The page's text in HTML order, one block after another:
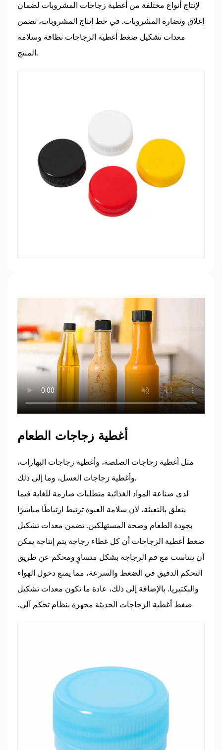
لإنتاج أنواع مختلفة من أغطية زجاجات المشروبات لضمان
إغلاق ونضارة المشروبات. في خط إنتاج المشروبات، تضمن
معدات تشكيل ضغط أغطية الزجاجات نظافة وسلامة
المنتج.
أغطية زجاجات الطعام
مثل أغطية زجاجات الصلصة، وأغطية زجاجات البهارات،
وأغطية زجاجات العسل، وما إلى ذلك.
لدى صناعة المواد الغذائية متطلبات صارمة للغاية فيما
يتعلق بالتعبئة، لأن سلامة العبوة ترتبط ارتباطًا مباشرًا
بجودة الطعام وصحة المستهلكين. تضمن معدات تشكيل
ضغط أغطية الزجاجات أن كل غطاء زجاجة يتم إنتاجه يمكن
أن يتناسب مع فم الزجاجة بشكل متساوٍ ومحكم عن طريق
التحكم الدقيق في الضغط والسرعة، مما يمنع دخول الهواء
والبكتيريا. بالإضافة إلى ذلك، عادة ما تكون معدات تشكيل
ضغط أغطية الزجاجات الحديثة مجهزة بنظام تحكم آلي،